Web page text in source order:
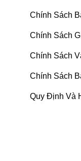
Chính Sách
Chính Sách
Chính Sách
Chính Sách
Quy Định Và